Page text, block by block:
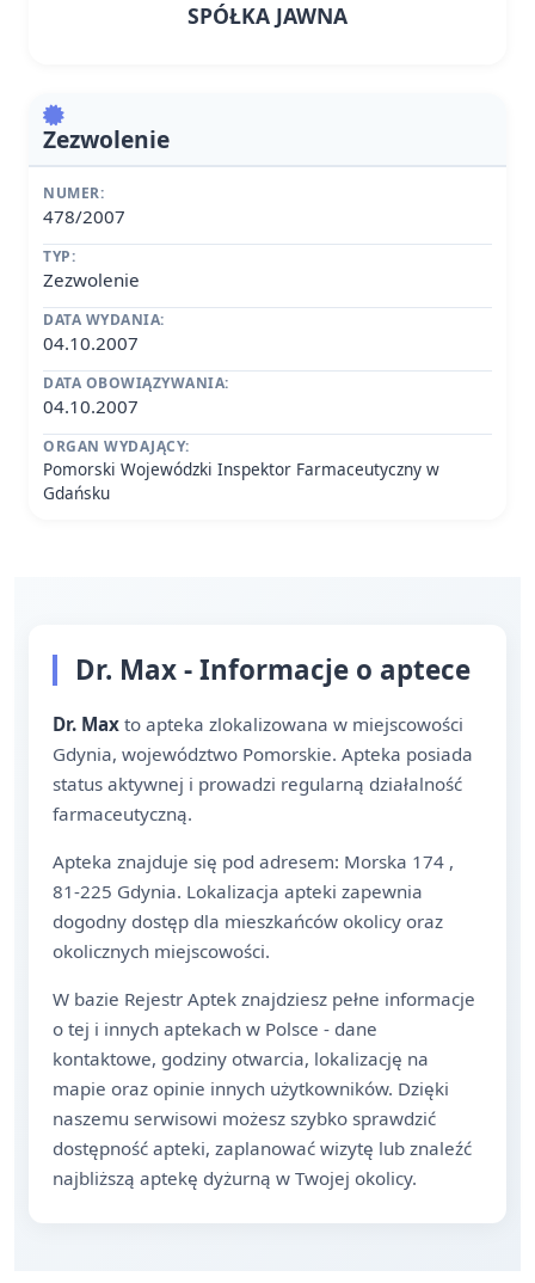
SPÓŁKA JAWNA
Zezwolenie
NUMER:
478/2007
TYP:
Zezwolenie
DATA WYDANIA:
04.10.2007
DATA OBOWIĄZYWANIA:
04.10.2007
ORGAN WYDAJĄCY:
Pomorski Wojewódzki Inspektor Farmaceutyczny w
Gdańsku
Dr. Max - Informacje o aptece
Dr. Max to apteka zlokalizowana w miejscowości
Gdynia, województwo Pomorskie. Apteka posiada
status aktywnej i prowadzi regularną działalność
farmaceutyczną.
Apteka znajduje się pod adresem: Morska 174 ,
81-225 Gdynia. Lokalizacja apteki zapewnia
dogodny dostęp dla mieszkańców okolicy oraz
okolicznych miejscowości.
W bazie Rejestr Aptek znajdziesz pełne informacje
o tej i innych aptekach w Polsce - dane
kontaktowe, godziny otwarcia, lokalizację na
mapie oraz opinie innych użytkowników. Dzięki
naszemu serwisowi możesz szybko sprawdzić
dostępność apteki, zaplanować wizytę lub znaleźć
najbliższą aptekę dyżurną w Twojej okolicy.